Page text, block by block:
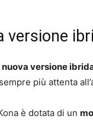
versione
nuova versione
più attenta
è dotata di un